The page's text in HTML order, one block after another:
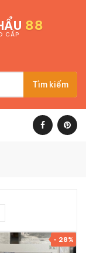
88
CẤP
Tìm kiếm
- 28%